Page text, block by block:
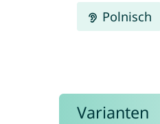
Polnisch
Varianten